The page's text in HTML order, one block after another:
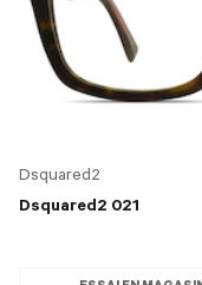
Dsquared2
Dsquared2 021